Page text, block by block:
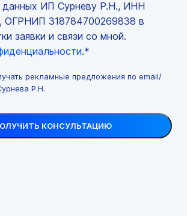
данных ИП Сурневу Р.Н., ИНН
ОГРНИП 318784700269838 в
заявки и связи со мной.
.*
рекламные предложения по email/
Р.Н.